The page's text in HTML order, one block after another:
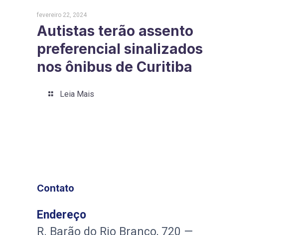
fevereiro 22, 2024
Autistas terão assento
preferencial sinalizados
nos ônibus de Curitiba
Leia Mais
Contato
Endereço
R. Barão do Rio Branco, 720 —